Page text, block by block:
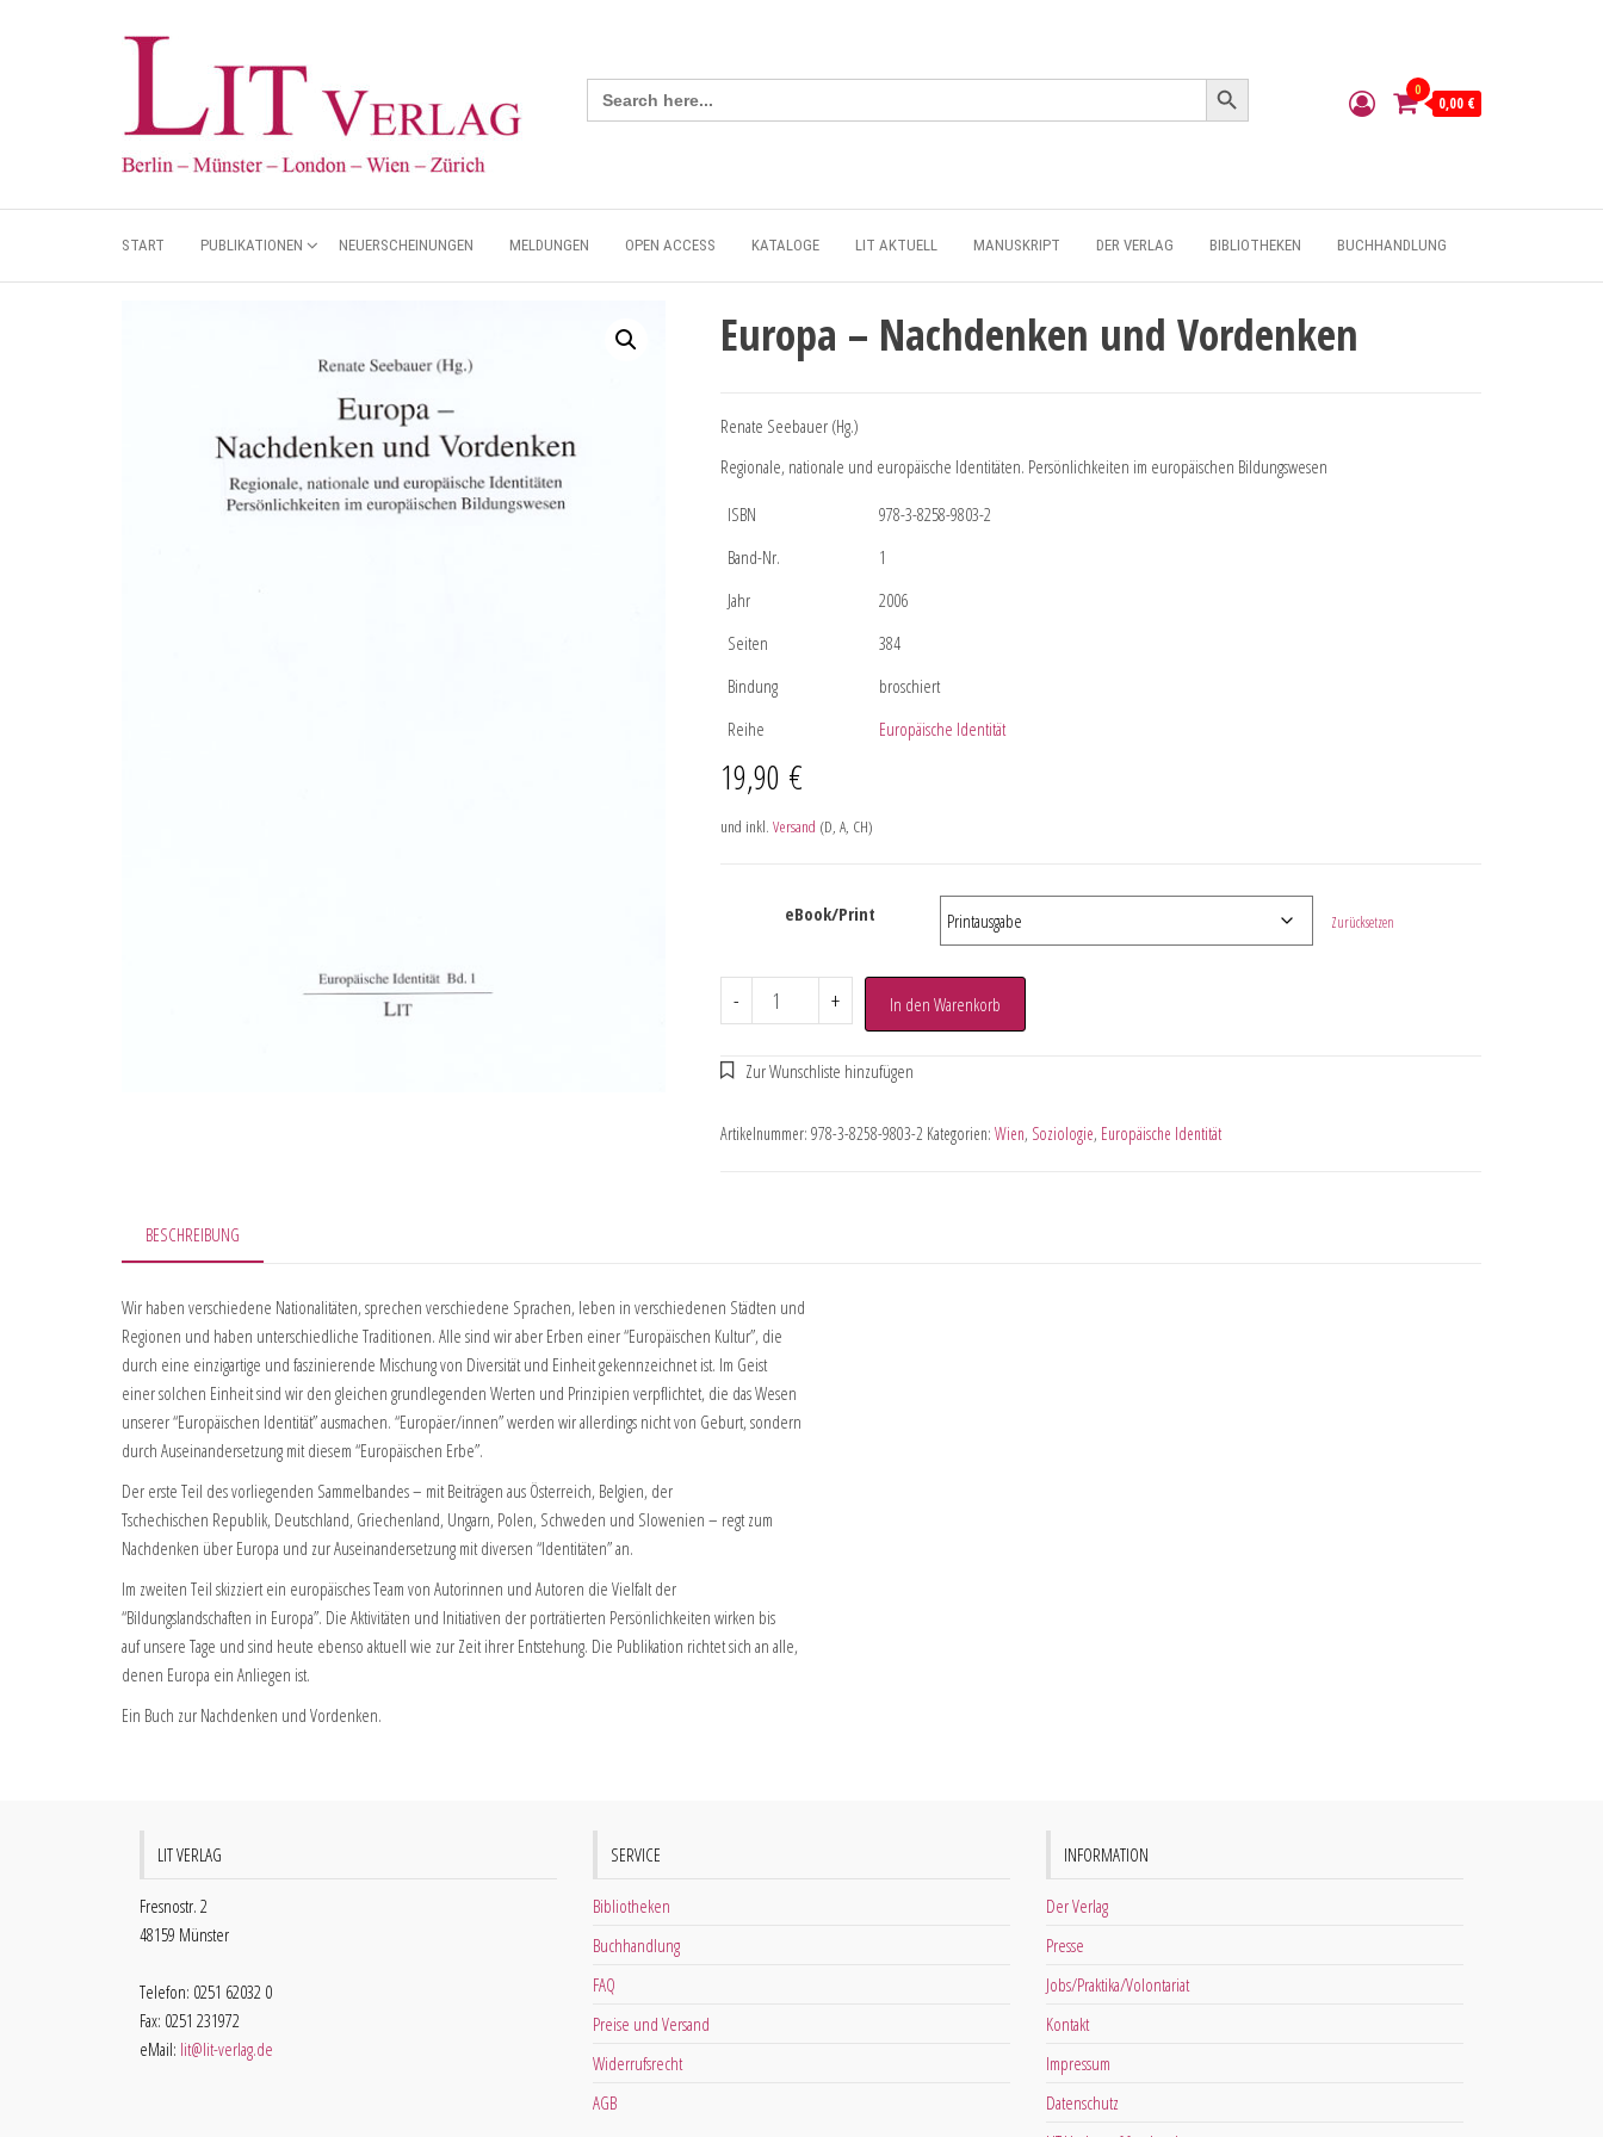
Search
for:
Search Button
0
0,00 €
START PUBLIKATIONEN NEUERSCHEINUNGEN MELDUNGEN OPEN ACCESS KATALOGE LIT AKTUELL MANUSKRIPT DER VERLAG BIBLIOTHEKEN BUCHHANDLUNG
Europa – Nachdenken und Vordenken
Renate Seebauer (Hg.)
Regionale, nationale und europäische Identitäten. Persönlichkeiten im europäischen Bildungswesen
ISBN
978-3-8258-9803-2
Band-Nr.
1
Jahr
2006
Seiten
384
Bindung
broschiert
Reihe
Europäische Identität
19,90 €
und inkl. Versand (D, A, CH)
eBook/Print Zurücksetzen
- + In den Warenkorb
Artikelnummer: 978-3-8258-9803-2 Kategorien: Wien, Soziologie, Europäische Identität
BESCHREIBUNG
Wir haben verschiedene Nationalitäten, sprechen verschiedene Sprachen, leben in verschiedenen Städten und
Regionen und haben unterschiedliche Traditionen. Alle sind wir aber Erben einer “Europäischen Kultur”, die
durch eine einzigartige und faszinierende Mischung von Diversität und Einheit gekennzeichnet ist. Im Geist
einer solchen Einheit sind wir den gleichen grundlegenden Werten und Prinzipien verpflichtet, die das Wesen
unserer “Europäischen Identität” ausmachen. “Europäer/innen” werden wir allerdings nicht von Geburt, sondern
durch Auseinandersetzung mit diesem “Europäischen Erbe”.
Der erste Teil des vorliegenden Sammelbandes – mit Beiträgen aus Österreich, Belgien, der
Tschechischen Republik, Deutschland, Griechenland, Ungarn, Polen, Schweden und Slowenien – regt zum
Nachdenken über Europa und zur Auseinandersetzung mit diversen “Identitäten” an.
Im zweiten Teil skizziert ein europäisches Team von Autorinnen und Autoren die Vielfalt der
“Bildungslandschaften in Europa”. Die Aktivitäten und Initiativen der porträtierten Persönlichkeiten wirken bis
auf unsere Tage und sind heute ebenso aktuell wie zur Zeit ihrer Entstehung. Die Publikation richtet sich an alle,
denen Europa ein Anliegen ist.
Ein Buch zur Nachdenken und Vordenken.
LIT VERLAG
Fresnostr. 2
48159 Münster
Telefon: 0251 62032 0
Fax: 0251 231972
eMail: lit@lit-verlag.de
SERVICE
Bibliotheken
Buchhandlung
FAQ
Preise und Versand
Widerrufsrecht
AGB
INFORMATION
Der Verlag
Presse
Jobs/Praktika/Volontariat
Kontakt
Impressum
Datenschutz